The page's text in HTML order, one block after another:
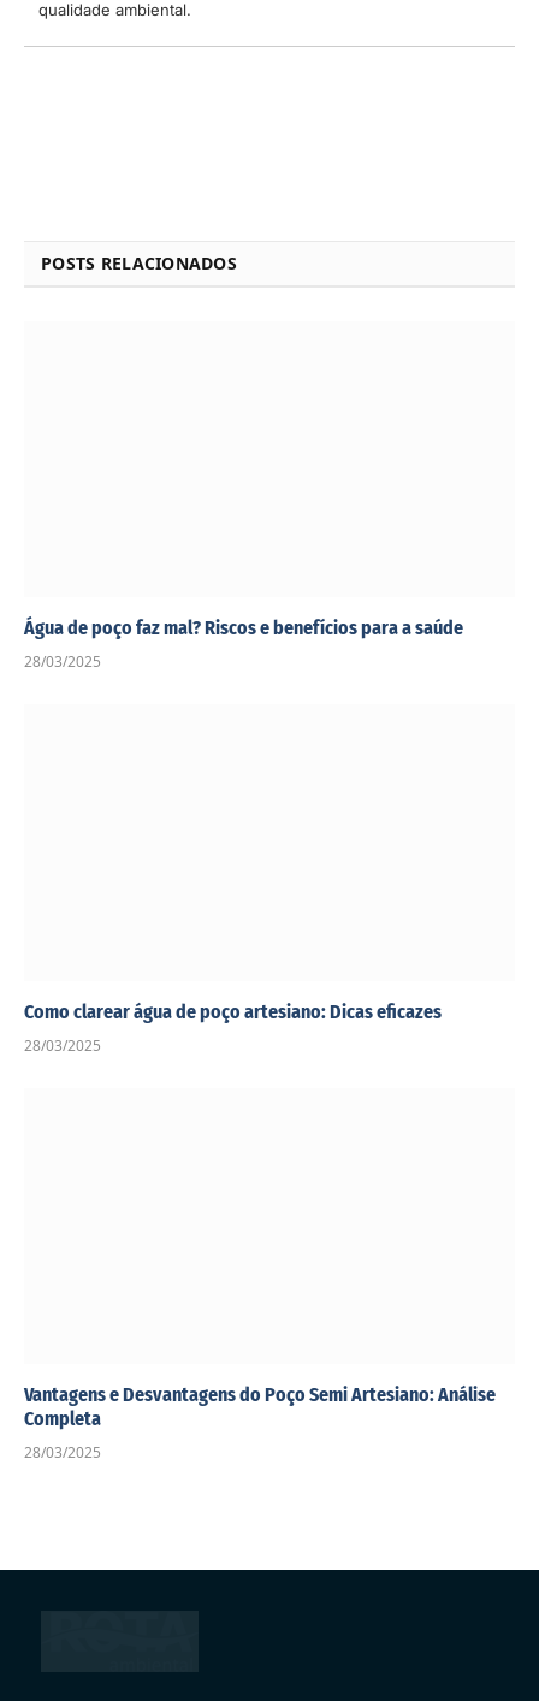
qualidade ambiental.
POSTS RELACIONADOS
Água de poço faz mal? Riscos e benefícios para a saúde
28/03/2025
Como clarear água de poço artesiano: Dicas eficazes
28/03/2025
Vantagens e Desvantagens do Poço Semi Artesiano: Análise
Completa
28/03/2025